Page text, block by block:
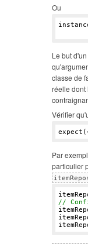
Ou
Le but d'un
classe de
réelle dont
Vérifier
Par
particulier
//